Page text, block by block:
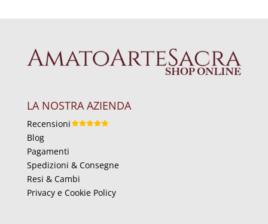
LA NOSTRA AZIENDA
Recensioni
Blog
Pagamenti
Spedizioni & Consegne
Resi & Cambi
Privacy e Cookie Policy